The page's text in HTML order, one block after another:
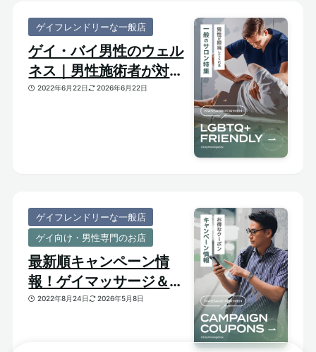
ゲイフレンドリーな一般店
ゲイ・バイ男性のウェル
ネス｜男性施術者が対応
してくれるゲイフレンド
2022年6月22日 2026年6月22日
ゲイフレンドリーな一般店
ゲイ向け・男性専門のお店
最新順キャンペーン情
報！ゲイマッサージ＆メ
ンズ向けサロンのお得割
2022年8月24日 2026年5月8日